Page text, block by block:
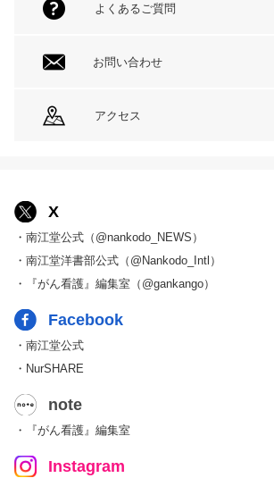
よくあるご質問
お問い合わせ
アクセス
X
・南江堂公式（@nankodo_NEWS）
・南江堂洋書部公式（@Nankodo_Intl）
・『がん看護』編集室（@gankango）
Facebook
・南江堂公式
・NurSHARE
note
・『がん看護』編集室
Instagram